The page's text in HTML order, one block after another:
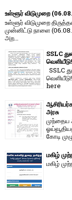
உள்ளூர் விடுமுறை
உள்ளூர் விடுமுறை
முன்னிட்டு நாளை
அற...
SSLC
SSLC
here
அரசு
முந்தைய
கோடி
மகிழ்
மகிழ்